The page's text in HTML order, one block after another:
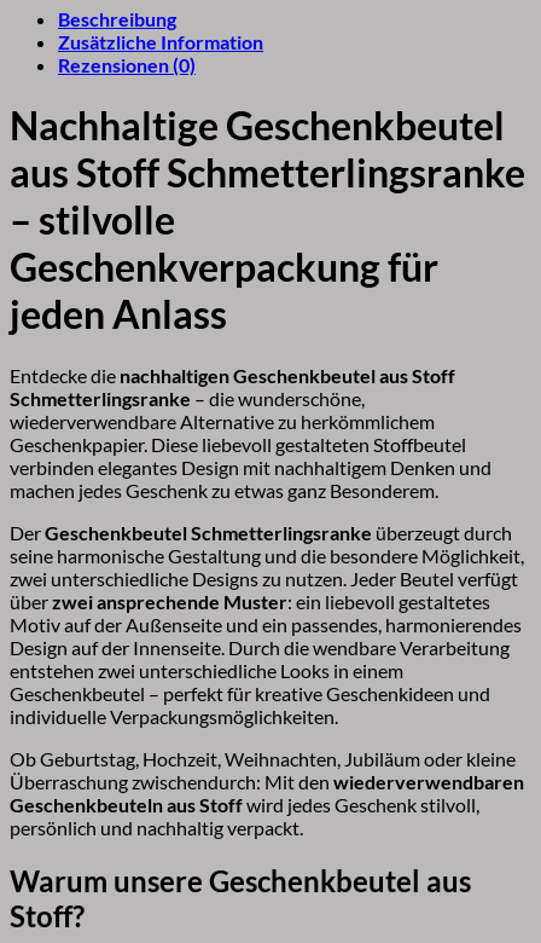
Beschreibung
Zusätzliche Information
Rezensionen (0)
Nachhaltige Geschenkbeutel
aus Stoff Schmetterlingsranke
– stilvolle
Geschenkverpackung für
jeden Anlass
Entdecke die nachhaltigen Geschenkbeutel aus Stoff
Schmetterlingsranke – die wunderschöne,
wiederverwendbare Alternative zu herkömmlichem
Geschenkpapier. Diese liebevoll gestalteten Stoffbeutel
verbinden elegantes Design mit nachhaltigem Denken und
machen jedes Geschenk zu etwas ganz Besonderem.
DerGeschenkbeutel Schmetterlingsranke überzeugt durch
seine harmonische Gestaltung und die besondere Möglichkeit,
zwei unterschiedliche Designs zu nutzen. Jeder Beutel verfügt
überzwei ansprechende Muster: ein liebevoll gestaltetes
Motiv auf der Außenseite und ein passendes, harmonierendes
Design auf der Innenseite. Durch die wendbare Verarbeitung
entstehen zwei unterschiedliche Looks in einem
Geschenkbeutel – perfekt für kreative Geschenkideen und
individuelle Verpackungsmöglichkeiten.
Ob Geburtstag, Hochzeit, Weihnachten, Jubiläum oder kleine
Überraschung zwischendurch: Mit den wiederverwendbaren
Geschenkbeuteln aus Stoffwird jedes Geschenk stilvoll,
persönlich und nachhaltig verpackt.
Warum unsere Geschenkbeutel aus
Stoff?